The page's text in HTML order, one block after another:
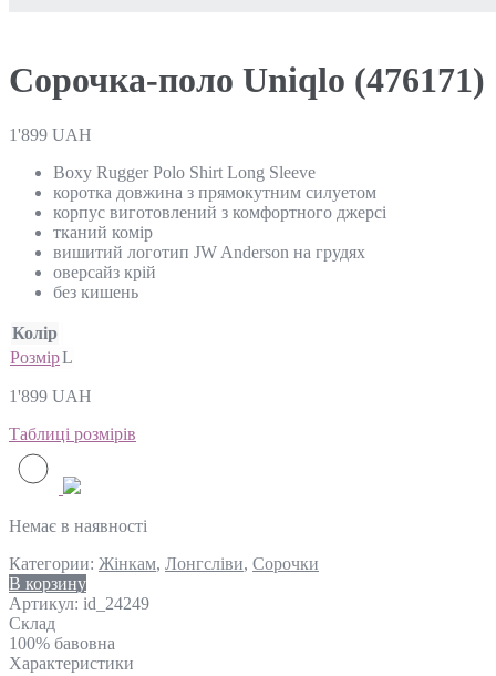
Сорочка-поло Uniqlo (476171)
1'899 UAH
Boxy Rugger Polo Shirt Long Sleeve
коротка довжина з прямокутним силуетом
корпус виготовлений з комфортного джерсі
тканий комір
вишитий логотип JW Anderson на грудях
оверсайз крій
без кишень
Колір
РозмірL
1'899 UAH
Таблиці розмірів
Немає в наявності
Категории: Жінкам, Лонгсліви, Сорочки
В корзину
Артикул: id_24249
Склад
100% бавовна
Характеристики